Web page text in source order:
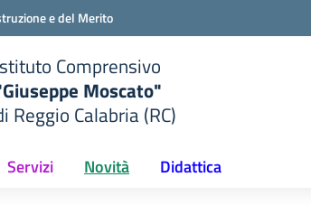
e del Merito
Comprensivo
Moscato"
Reggio Calabria (RC)
Servizi Novità Didattica